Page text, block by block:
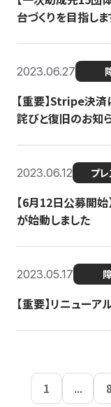
台づくりを目指しま
2023.06.27
【重要】Stripe決
詫びと復旧のお知
2023.06.12 プ
【6月12日公募開
が始動しました
2023.05.17
【重要】リニュー
1 ... 8